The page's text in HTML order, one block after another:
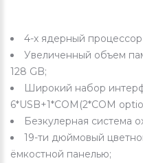
4-х ядерный
Увеличенный объем
128 GB;
Широкий набор
6*USB+1*COM(2*COM
Безкулерная система
19-ти дюймовый
ёмкостной панелью;